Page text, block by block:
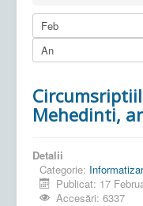
Mehedinti,
Detalii
Categorie:
Publicat: 17
Accesări: 6337